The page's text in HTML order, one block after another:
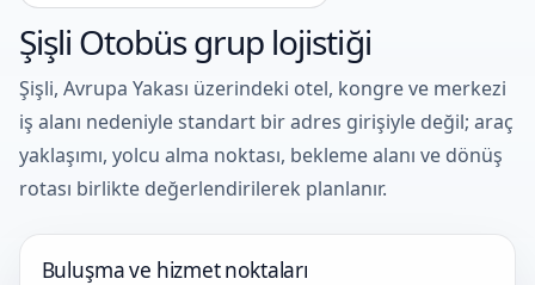
Şişli Otobüs grup lojistiği
Şişli, Avrupa Yakası üzerindeki otel, kongre ve merkezi
iş alanı nedeniyle standart bir adres girişiyle değil; araç
yaklaşımı, yolcu alma noktası, bekleme alanı ve dönüş
rotası birlikte değerlendirilerek planlanır.
Buluşma ve hizmet noktaları